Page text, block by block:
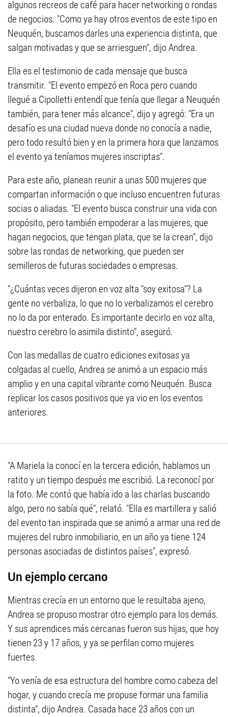
algunos recreos de café para hacer networking o rondas
de negocios. "Como ya hay otros eventos de este tipo en
Neuquén, buscamos darles una experiencia distinta, que
salgan motivadas y que se arriesguen", dijo Andrea.
Ella es el testimonio de cada mensaje que busca
transmitir. "El evento empezó en Roca pero cuando
llegué a Cipolletti entendí que tenía que llegar a Neuquén
también, para tener más alcance", dijo y agregó: "Era un
desafío es una ciudad nueva donde no conocía a nadie,
pero todo resultó bien y en la primera hora que lanzamos
el evento ya teníamos mujeres inscriptas".
Para este año, planean reunir a unas 500 mujeres que
compartan información o que incluso encuentren futuras
socias o aliadas. "El evento busca construir una vida con
propósito, pero también empoderar a las mujeres, que
hagan negocios, que tengan plata, que se la crean", dijo
sobre las rondas de networking, que pueden ser
semilleros de futuras sociedades o empresas.
"¿Cuántas veces dijeron en voz alta "soy exitosa"? La
gente no verbaliza, lo que no lo verbalizamos el cerebro
no lo da por enterado. Es importante decirlo en voz alta,
nuestro cerebro lo asimila distinto", aseguró.
Con las medallas de cuatro ediciones exitosas ya
colgadas al cuello, Andrea se animó a un espacio más
amplio y en una capital vibrante como Neuquén. Busca
replicar los casos positivos que ya vio en los eventos
anteriores.
"A Mariela la conocí en la tercera edición, hablamos un
ratito y un tiempo después me escribió. La reconocí por
la foto. Me contó que había ido a las charlas buscando
algo, pero no sabía qué", relató. "Ella es martillera y salió
del evento tan inspirada que se animó a armar una red de
mujeres del rubro inmobiliario, en un año ya tiene 124
personas asociadas de distintos países", expresó.
Un ejemplo cercano
Mientras crecía en un entorno que le resultaba ajeno,
Andrea se propuso mostrar otro ejemplo para los demás.
Y sus aprendices más cercanas fueron sus hijas, que hoy
tienen 23 y 17 años, y ya se perfilan como mujeres
fuertes.
"Yo venía de esa estructura del hombre como cabeza del
hogar, y cuando crecía me propuse formar una familia
distinta", dijo Andrea. Casada hace 23 años con un